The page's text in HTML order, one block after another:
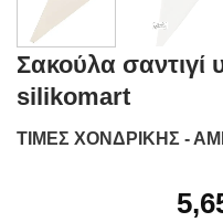
Σακούλα σαντιγί
silikomart
ΤΙΜΕΣ ΧΟΝΔΡΙΚΗΣ -